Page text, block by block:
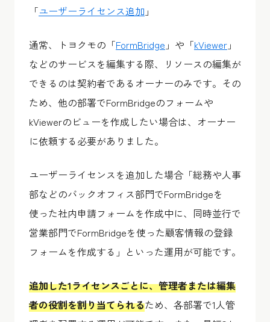
「ユーザーライセンス追加 」
通常、トヨクモの「FormBridge 」や「kViewer 」
などのサービスを編集する際、リソースの編集が
できるのは契約者であるオーナーのみです。その
ため、他の部署でFormBridgeのフォームや
kViewerのビューを作成したい場合は、オーナー
に依頼する必要がありました。
ユーザーライセンスを追加した場合「総務や人事
部などのバックオフィス部門でFormBridgeを
使った社内申請フォームを作成中に、同時並行で
営業部門でFormBridgeを使った顧客情報の登録
フォームを作成する」といった運用が可能です。
追加した1ライセンスごとに、管理者または編集
者の役割を割り当てられるため、各部署で1人管